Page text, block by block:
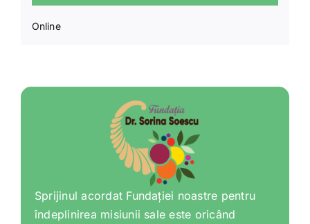
Online
Sprijinul acordat Fundației noastre pentru
îndeplinirea misiunii sale este oricând